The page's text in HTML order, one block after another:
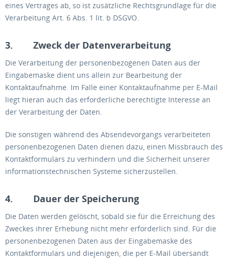
eines Vertrages ab, so ist zusätzliche Rechtsgrundlage für die
Verarbeitung Art. 6 Abs. 1 lit. b DSGVO.
3. Zweck der Datenverarbeitung
Die Verarbeitung der personenbezogenen Daten aus der
Eingabemaske dient uns allein zur Bearbeitung der
Kontaktaufnahme. Im Falle einer Kontaktaufnahme per E-Mail
liegt hieran auch das erforderliche berechtigte Interesse an
der Verarbeitung der Daten.
Die sonstigen während des Absendevorgangs verarbeiteten
personenbezogenen Daten dienen dazu, einen Missbrauch des
Kontaktformulars zu verhindern und die Sicherheit unserer
informationstechnischen Systeme sicherzustellen.
4. Dauer der Speicherung
Die Daten werden gelöscht, sobald sie für die Erreichung des
Zweckes ihrer Erhebung nicht mehr erforderlich sind. Für die
personenbezogenen Daten aus der Eingabemaske des
Kontaktformulars und diejenigen, die per E-Mail übersandt